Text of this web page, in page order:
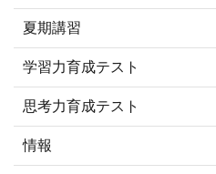
夏期講習
学習力育成テスト
思考力育成テスト
情報